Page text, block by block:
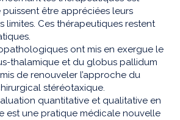
être appréciées leurs
limites. Ces thérapeutiques restent
ont mis en exergue le
thalamique et du globus pallidum
de renouveler l’approche du
stéréotaxique.
quantitative et qualitative en
est une pratique médicale nouvelle